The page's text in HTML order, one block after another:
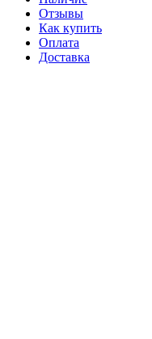
Отзывы
Как купить
Оплата
Доставка